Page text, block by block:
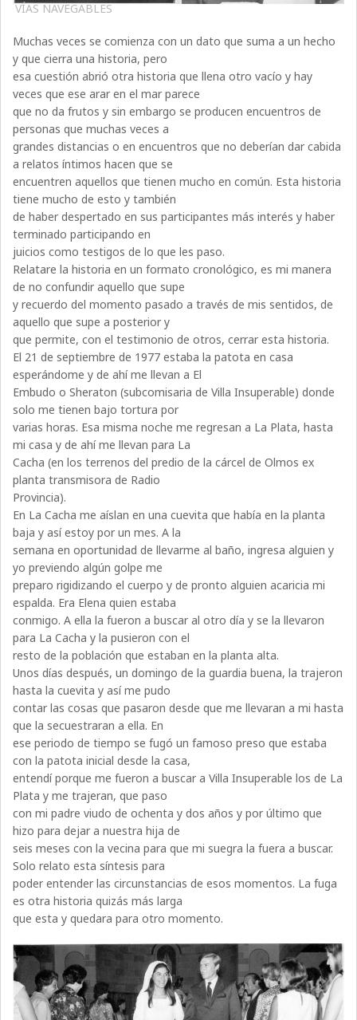
VÍAS NAVEGABLES
Muchas veces se comienza con un dato que suma a un hecho
y que cierra una historia, pero
esa cuestión abrió otra historia que llena otro vacío y hay
veces que ese arar en el mar parece
que no da frutos y sin embargo se producen encuentros de
personas que muchas veces a
grandes distancias o en encuentros que no deberían dar cabida
a relatos íntimos hacen que se
encuentren aquellos que tienen mucho en común. Esta historia
tiene mucho de esto y también
de haber despertado en sus participantes más interés y haber
terminado participando en
juicios como testigos de lo que les paso.
Relatare la historia en un formato cronológico, es mi manera
de no confundir aquello que supe
y recuerdo del momento pasado a través de mis sentidos, de
aquello que supe a posterior y
que permite, con el testimonio de otros, cerrar esta historia.
El 21 de septiembre de 1977 estaba la patota en casa
esperándome y de ahí me llevan a El
Embudo o Sheraton (subcomisaria de Villa Insuperable) donde
solo me tienen bajo tortura por
varias horas. Esa misma noche me regresan a La Plata, hasta
mi casa y de ahí me llevan para La
Cacha (en los terrenos del predio de la cárcel de Olmos ex
planta transmisora de Radio
Provincia).
En La Cacha me aíslan en una cuevita que había en la planta
baja y así estoy por un mes. A la
semana en oportunidad de llevarme al baño, ingresa alguien y
yo previendo algún golpe me
preparo rigidizando el cuerpo y de pronto alguien acaricia mi
espalda. Era Elena quien estaba
conmigo. A ella la fueron a buscar al otro día y se la llevaron
para La Cacha y la pusieron con el
resto de la población que estaban en la planta alta.
Unos días después, un domingo de la guardia buena, la trajeron
hasta la cuevita y así me pudo
contar las cosas que pasaron desde que me llevaran a mi hasta
que la secuestraran a ella. En
ese periodo de tiempo se fugó un famoso preso que estaba
con la patota inicial desde la casa,
entendí porque me fueron a buscar a Villa Insuperable los de La
Plata y me trajeran, que paso
con mi padre viudo de ochenta y dos años y por último que
hizo para dejar a nuestra hija de
seis meses con la vecina para que mi suegra la fuera a buscar.
Solo relato esta síntesis para
poder entender las circunstancias de esos momentos. La fuga
es otra historia quizás más larga
que esta y quedara para otro momento.